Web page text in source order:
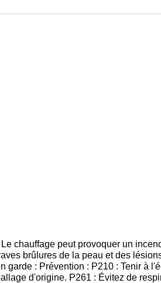
chauffage peut provoquer un
brûlures de la peau et des
garde : Prévention : P210 : Tenir à
d'origine. P261 : Évitez de